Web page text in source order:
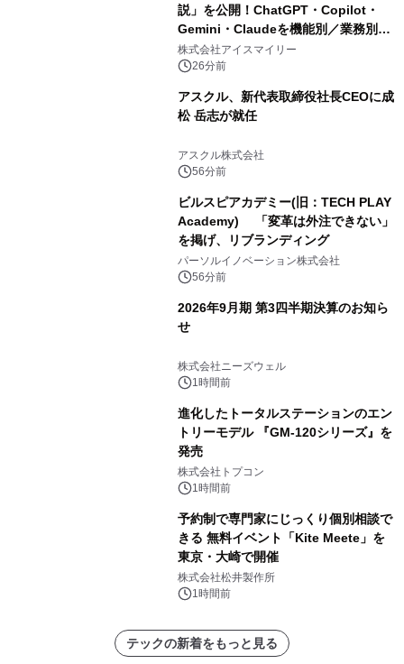
説」を公開！ChatGPT・Copilot・
Gemini・Claudeを機能別／業務別に
比較―自社に合う生成AIの選び方がわ
かる実践ガイド
株式会社アイスマイリー
26分前
アスクル、新代表取締役社長CEOに成
松 岳志が就任
アスクル株式会社
56分前
ビルスピアカデミー(旧：TECH PLAY
Academy) 「変革は外注できない」
を掲げ、リブランディング
パーソルイノベーション株式会社
56分前
2026年9月期 第3四半期決算のお知ら
せ
株式会社ニーズウェル
1時間前
進化したトータルステーションのエン
トリーモデル 『GM-120シリーズ』を
発売
株式会社トプコン
1時間前
予約制で専門家にじっくり個別相談で
きる 無料イベント「Kite Meete」を
東京・大崎で開催
株式会社松井製作所
1時間前
テックの新着をもっと見る